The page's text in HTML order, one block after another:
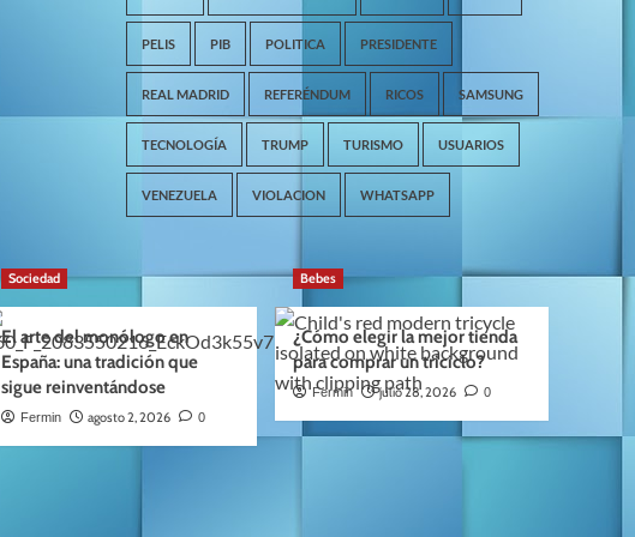
PELIS PIB POLITICA PRESIDENTE
REAL MADRID REFERÉNDUM RICOS SAMSUNG
TECNOLOGÍA TRUMP TURISMO USUARIOS
VENEZUELA VIOLACION WHATSAPP
Sociedad
El arte del monólogo en
España: una tradición que
sigue reinventándose
Fermin agosto 2, 2026 0
Bebes
¿Cómo elegir la mejor tienda
para comprar un triciclo?
Fermin julio 28, 2026 0